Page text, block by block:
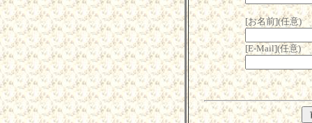
[お名前](任意)
[E-Mail](任意)